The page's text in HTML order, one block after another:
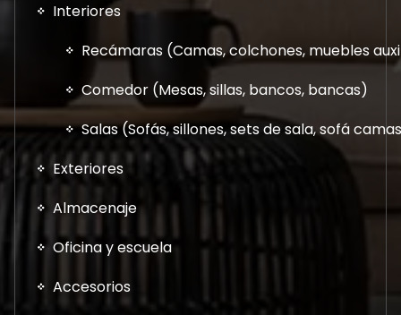
Interiores
Recámaras (Camas, colchones, muebles
Comedor (Mesas, sillas, bancos, bancas)
Salas (Sofás, sillones, sets de sala, sofá
Exteriores
Almacenaje
Oficina y escuela
Accesorios